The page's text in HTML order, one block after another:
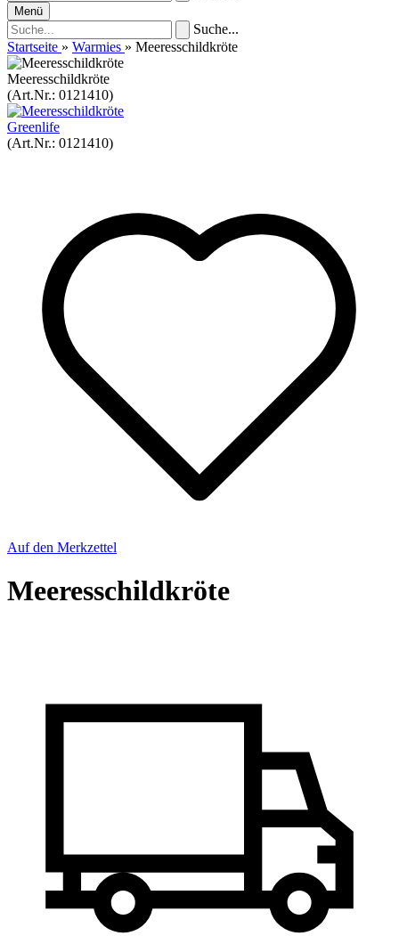
Menü
Suche...
Startseite » Warmies » Meeresschildkröte
Meeresschildkröte
(Art.Nr.: 0121410)
Greenlife
(Art.Nr.: 0121410)
Auf den Merkzettel
Meeresschildkröte